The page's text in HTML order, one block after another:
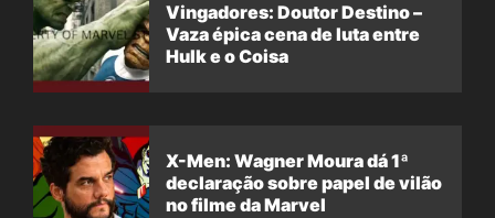
Vingadores: Doutor Destino –
Vaza épica cena de luta entre
Hulk e o Coisa
X-Men: Wagner Moura dá 1ª
declaração sobre papel de vilão
no filme da Marvel